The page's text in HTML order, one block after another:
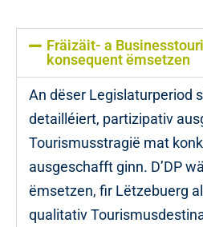
Fräizäit- a
konsequent ëmsetzen
An dëser Legislaturperiod
detailléiert, partizipativ
Tourismusstragië mat
ausgeschafft ginn. D’DP
ëmsetzen, fir Lëtzebuerg
qualitativ